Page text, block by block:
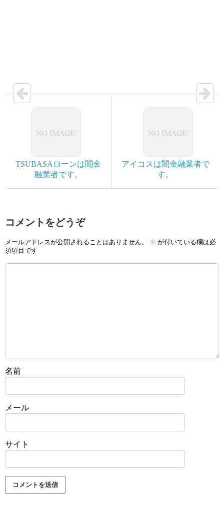
TSUBASAローンは闇金
融業者です。
アイコスは闇金融業者で
す。
コメントをどうぞ
メールアドレスが公開されることはありません。 ※ が付いている欄は必
須項目です
名前
メール
サイト